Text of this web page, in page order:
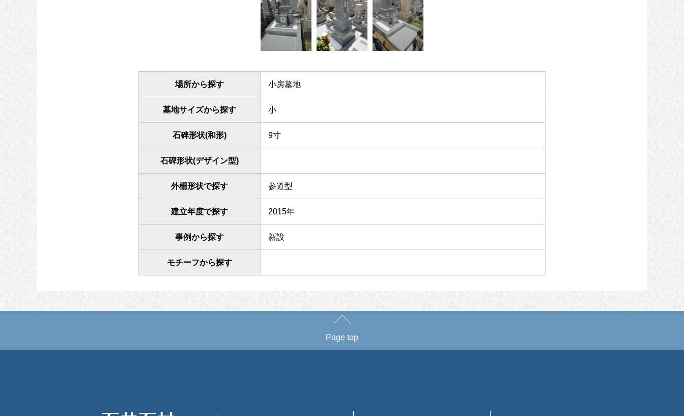
場所から探す 小房墓地
墓地サイズから探す 小
石碑形状(和形) 9寸
石碑形状(デザイン型)
外柵形状で探す 参道型
建立年度で探す 2015年
事例から探す 新設
モチーフから探す
Page top